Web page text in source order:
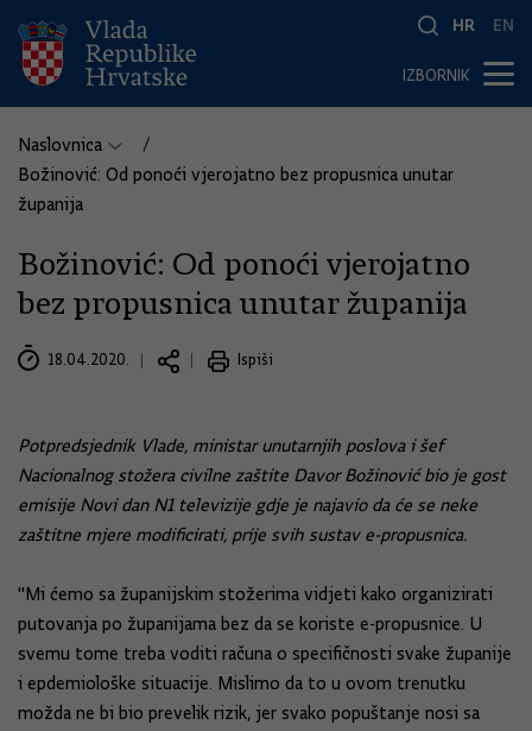
HR EN
IZBORNIK
Naslovnica
Božinović: Od ponoći vjerojatno bez propusnica unutar
županija
Božinović: Od ponoći vjerojatno
bez propusnica unutar županija
18.04.2020. Ispiši
Potpredsjednik Vlade, ministar unutarnjih poslova i šef
Nacionalnog stožera civilne zaštite Davor Božinović bio je gost
emisije Novi dan N1 televizije gdje je najavio da će se neke
zaštitne mjere modificirati, prije svih sustav e-propusnica.
"Mi ćemo sa županijskim stožerima vidjeti kako organizirati
putovanja po županijama bez da se koriste e-propusnice. U
svemu tome treba voditi računa o specifičnosti svake županije
i epdemiološke situacije. Mislimo da to u ovom trenutku
možda ne bi bio prevelik rizik, jer svako popuštanje nosi sa